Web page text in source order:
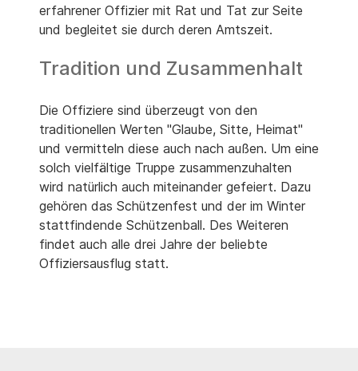
erfahrener Offizier mit Rat und Tat zur Seite
und begleitet sie durch deren Amtszeit.
Tradition und Zusammenhalt
Die Offiziere sind überzeugt von den
traditionellen Werten "Glaube, Sitte, Heimat"
und vermitteln diese auch nach außen. Um eine
solch vielfältige Truppe zusammenzuhalten
wird natürlich auch miteinander gefeiert. Dazu
gehören das Schützenfest und der im Winter
stattfindende Schützenball. Des Weiteren
findet auch alle drei Jahre der beliebte
Offiziersausflug statt.